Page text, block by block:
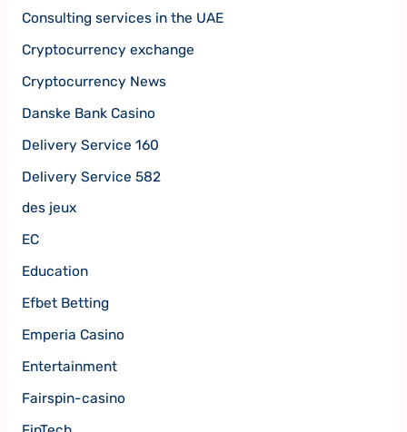
Consulting services in the UAE
Cryptocurrency exchange
Cryptocurrency News
Danske Bank Casino
Delivery Service 160
Delivery Service 582
des jeux
EC
Education
Efbet Betting
Emperia Casino
Entertainment
Fairspin-casino